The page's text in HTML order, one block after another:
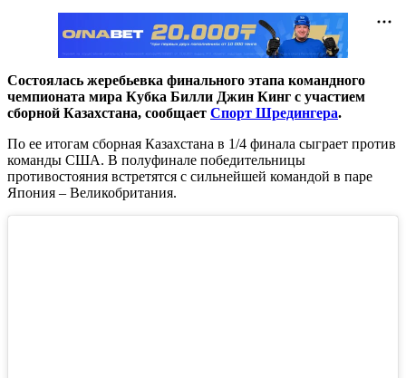
Состоялась жеребьевка финального этапа командного
чемпионата мира Кубка Билли Джин Кинг с участием
сборной Казахстана, сообщает Спорт Шредингера.
По ее итогам сборная Казахстана в 1/4 финала сыграет против
команды США. В полуфинале победительницы
противостояния встретятся с сильнейшей командой в паре
Япония – Великобритания.